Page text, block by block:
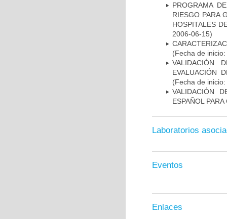
PROGRAMA
RIESGO PARA
HOSPITALES
2006-06-15)
(Fecha de
VALIDACIÓN
EVALUACIÓN
(Fecha de
VALIDACIÓN
ESPAÑOL
Laboratorios
Eventos
Enlaces